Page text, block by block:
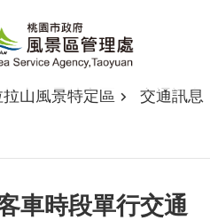
拉山風景特定區 交通訊息
車時段單行交通